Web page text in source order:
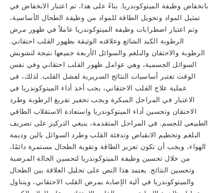
بانخفاض وظيفة الميتوكوندريا. بناءً على هذا، تم اعتبار الانخفاض في
تمثيل المواد وتحويل الطاقة للمواد من وظيفة الطحال الأساسية،
وتم اعتبار اضطرابات وظيفة الميتوكوندريا عاملاً في ظهور مرض
الرطوبة الكبد الشائع وعلاقته الوثيقة بظهور القلب احتقاني.
الرطوبة والاحتقان والبلغم والسوائل الأربعة جميعها نتيجة لتشويش
السوائل الجسمية، وهي عوامل ظهور القلب احتقاني وفي نفس
الوقت تعتبر أساسيات النتائج السريرية لفشل القلب. لذلك، في
عملية علاج القلب الاحتقاني، يجب أخذ أداء الميتوكوندريا في
الاعتبار في المراحل المبكرة ويجب تحفيز تفريغ الرطوبة وطرد
الاحتقان وتحسين أداء الميتوكوندريا واستعادة الاستقلاب الطاقي
الطبيعي للجسم. في المراحل المتقدمة، ينبغي التركيز على تصريف
البلغم وتحطيم الانقباض وتدفئة القلب وطرد السوائل بالين وديمة
الهواء، ويجب أن تكون تعزيز الطاقة وتقوية الطحال مستمرة دائمًا،
من خلال تحسين وظيفة الميتوكوندريا لتحسين الحالة المرضية
وتحسين النتائج. يعتمد هذا النص على تحليل العلاقة بين الطحال
والميتوكوندريا في آلية الإصابة بمرض القلب الاحتقاني، ويتناول